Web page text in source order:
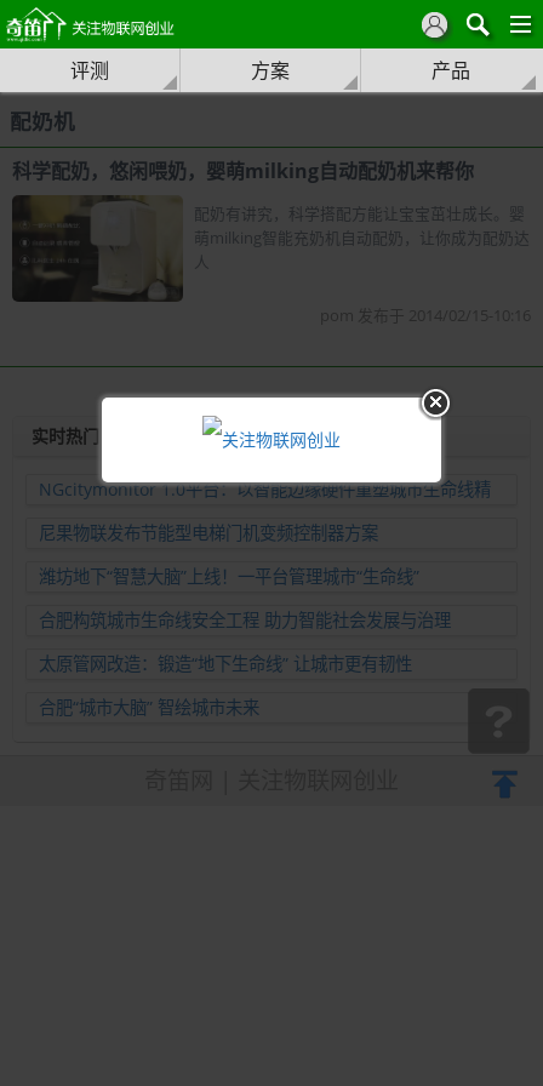
评测 方案 产品
配奶机
科学配奶，悠闲喂奶，婴萌milking自动配奶机来帮你
配奶有讲究，科学搭配方能让宝宝茁壮成长。婴
萌milking智能充奶机自动配奶，让你成为配奶达
人
pom 发布于 2014/02/15-10:16
实时热门
NGcitymonitor 1.0平台：以智能边缘硬件重塑城市生命线精
准运维新范式
尼果物联发布节能型电梯门机变频控制器方案
潍坊地下“智慧大脑”上线！一平台管理城市“生命线”
合肥构筑城市生命线安全工程 助力智能社会发展与治理
太原管网改造：锻造“地下生命线” 让城市更有韧性
合肥“城市大脑” 智绘城市未来